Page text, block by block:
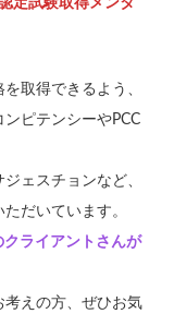
定試験取得メンタ
取得できるよう、
ピテンシーやPCC
ェスチョンなど、
だいています。
クライアントさんが
考えの方、ぜひお気